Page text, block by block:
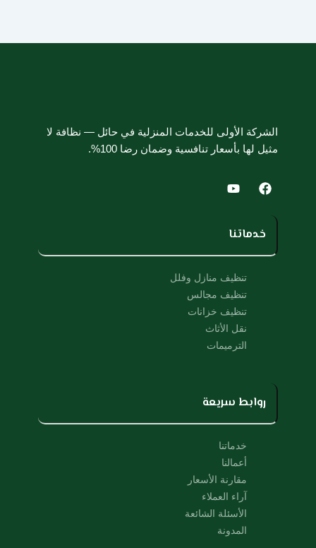
الشركة الأولى للخدمات المنزلية في حائل — نظافة لا
مثيل لها بأسعار تنافسية وضمان رضا 100%.
F
a
b
o
Y
o
u
e
خدماتنا
تنظيف منازل وفلل
تنظيف مجالس
تنظيف خزانات
نقل الأثاث
الترميمات
روابط سريعة
خدماتنا
أعمالنا
مقارنة الأسعار
آراء العملاء
الأسئلة الشائعة
المدونة